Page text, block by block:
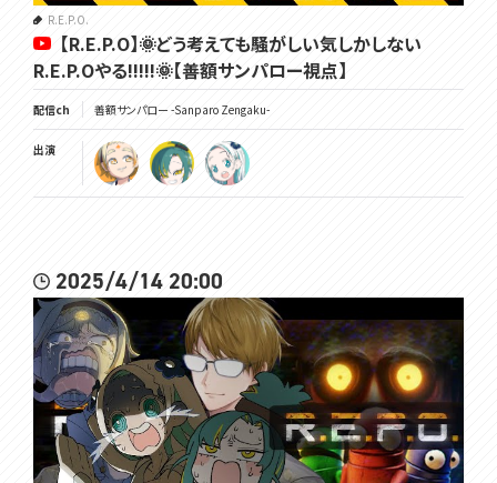
R.E.P.O.
【R.E.P.O】🌞どう考えても騒がしい気しかしない
R.E.P.Oやる!!!!!🌞【善額サンパロー視点】
配信ch 善額サンパロー -Sanparo Zengaku-
出演
2025/4/14 20:00